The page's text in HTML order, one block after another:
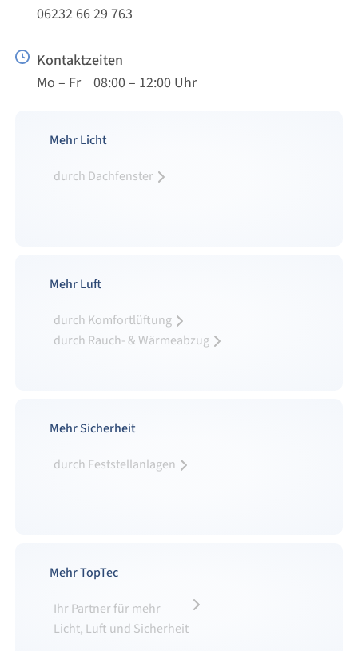
06232 66 29 763
Kontaktzeiten
Mo – Fr 08:00 – 12:00 Uhr
Mehr Licht
durch Dachfenster
Mehr Luft
durch Komfortlüftung
durch Rauch- & Wärmeabzug
Mehr Sicherheit
durch Feststellanlagen
Mehr TopTec
Ihr Partner für mehr
Licht, Luft und Sicherheit